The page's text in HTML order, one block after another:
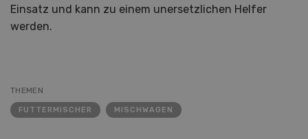
Einsatz und kann zu einem unersetzlichen Helfer
werden.
THEMEN
FUTTERMISCHER MISCHWAGEN